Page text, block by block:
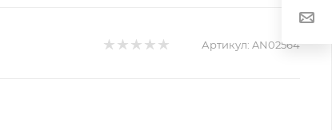
Артикул: AN02564